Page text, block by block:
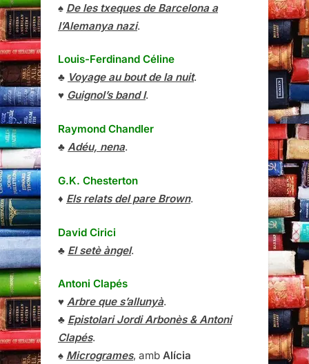
♠ De les txeques de Barcelona a
l’Alemanya nazi.
Louis-Ferdinand Céline
♣ Voyage au bout de la nuit.
♥ Guignol’s band I.
Raymond Chandler
♣ Adéu, nena.
G.K. Chesterton
♦ Els relats del pare Brown.
David Cirici
♣ El setè àngel.
Antoni Clapés
♥ Arbre que s’allunyà.
♣ Epistolari Jordi Arbonès & Antoni
Clapés.
♠ Microgrames, amb Alícia